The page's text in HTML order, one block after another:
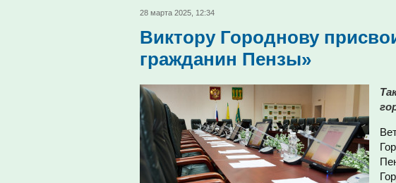
28 марта 2025, 12:34
Виктору Городнову
гражданин Пензы»